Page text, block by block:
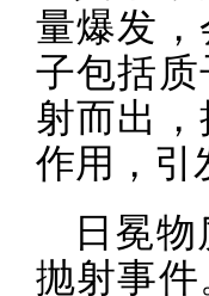
量爆发
子包括
射而出
作用，引
日冕
抛射事